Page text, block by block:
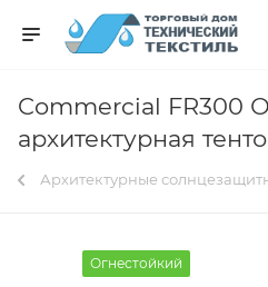
Commercial FR300
архитектурная
Архитектурные
Огнестойкий